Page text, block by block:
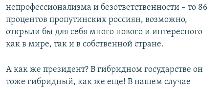
непрофессионализма и безответственности – то 86
процентов пропутинских россиян, возможно,
открыли бы для себя много нового и интересного
как в мире, так и в собственной стране.
А как же президент? В гибридном государстве он
тоже гибридный, как же еще! В нашем случае